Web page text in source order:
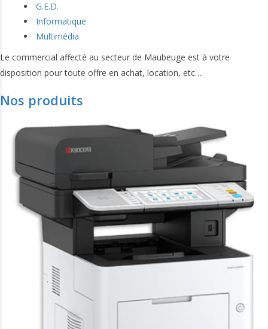
G.E.D.
Informatique
Multimédia
Le commercial affecté au secteur de Maubeuge est à votre
disposition pour toute offre en achat, location, etc…
Nos produits